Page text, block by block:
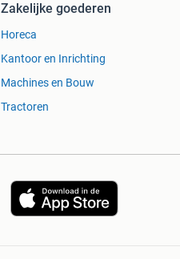
Zakelijke goederen
Horeca
Kantoor en Inrichting
Machines en Bouw
Tractoren